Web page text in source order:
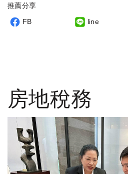
推薦分享
FB line
房地稅務